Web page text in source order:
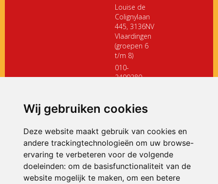
Wij gebruiken cookies
Deze website maakt gebruik van cookies en
andere trackingtechnologieën om uw browse-
ervaring te verbeteren voor de volgende
doeleinden: om de basisfunctionaliteit van de
website mogelijk te maken, om een betere
Louise de
Colignylaan
445, 3136NV
Vlaardingen
(groepen 6
t/m 8)
010-
2499280
ONDERDEEL VAN